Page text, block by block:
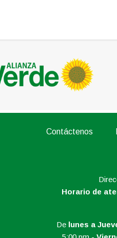
Contáctenos
Horario de
De lunes a